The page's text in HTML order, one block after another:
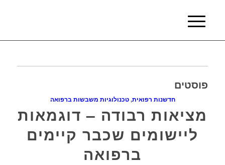
פוסטים
חדשנות רפואית,טכנולוגיות משבשות ברפואה
מציאות רבודה – דוגמאות
ליישומים שכבר קיימים
ברפואה